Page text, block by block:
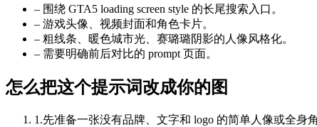
– 围绕 GTA5 loading screen style 的长尾搜索入口。
– 游戏头像、视频封面和角色卡片。
– 粗线条、暖色城市光、赛璐璐阴影的人像风格化。
– 需要明确前后对比的 prompt 页面。
怎么把这个提示词改成你的图
1 .先准备一张没有品牌、文字和 logo 的简单人像或全身